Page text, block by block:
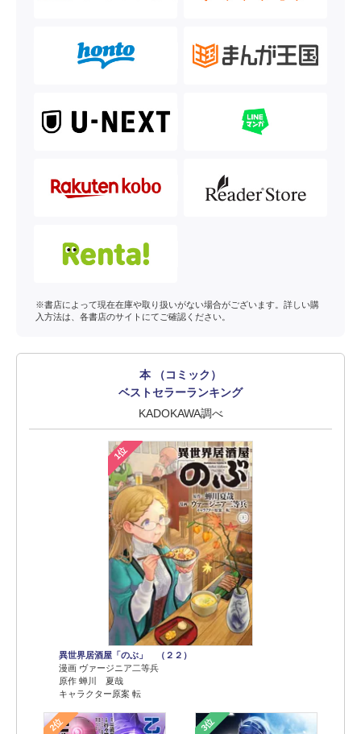
※書店によって現在在庫や取り扱いがない場合がございます。詳しい購
入方法は、各書店のサイトにてご確認ください。
本 （コミック）
ベストセラーランキング
KADOKAWA調べ
1位
異世界居酒屋「のぶ」 （２２）
漫画 ヴァージニア二等兵
原作 蝉川 夏哉
キャラクター原案 転
2位 3位